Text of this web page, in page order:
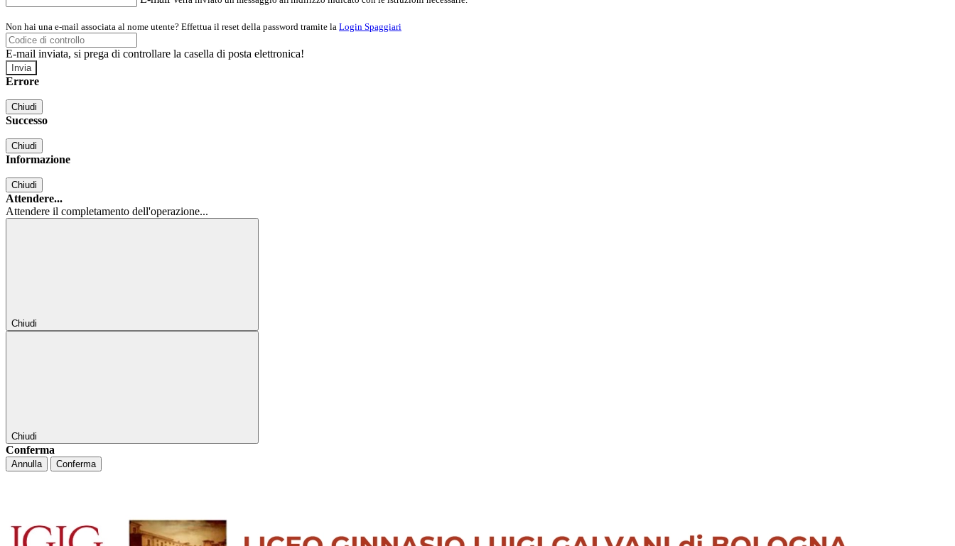
Non hai una e-mail associata al nome utente? Effettua il reset della password tramite la Login Spaggiari
E-mail inviata, si prega di controllare la casella di posta elettronica!
Errore
Chiudi
Successo
Chiudi
Informazione
Chiudi
Attendere...
Attendere il completamento dell'operazione...
Chiudi
Chiudi
Conferma
Annulla Conferma